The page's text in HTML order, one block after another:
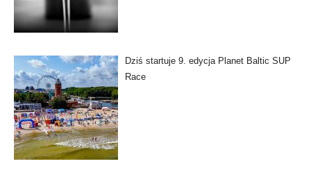
Dziś startuje 9. edycja Planet Baltic SUP
Race